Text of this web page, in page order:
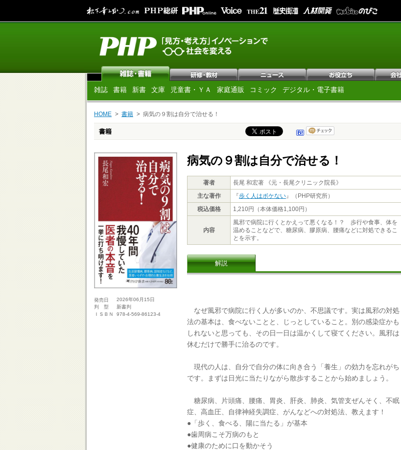
雑誌 書籍 新書 文庫 児童書・ＹＡ 家庭通販 コミック デジタル・電子書籍
HOME 書籍 病気の９割は自分で治せる！
書籍
発売日
2026年06月15日
判 型
新書判
ＩＳＢＮ
978-4-569-86123-4
病気の９割は自分で治せる！
著者
長尾 和宏著 《元・長尾クリニック院長》
主な著作
『歩く人はボケない』（PHP研究所）
税込価格
1,210円（本体価格1,100円）
内容
風邪で病院に行くとかえって悪くなる！？ 歩行や食事、体を
温めることなどで、糖尿病、膠原病、腰痛などに対処できるこ
とを示す。
解説
なぜ風邪で病院に行く人が多いのか、不思議です。実は風邪の対処
法の基本は、食べないことと、じっとしていること。別の感染症かも
しれないと思っても、その日一日は温かくして寝てください。風邪は
休むだけで勝手に治るのです。
現代の人は、自分で自分の体に向き合う「養生」の効力を忘れがち
です。まずは日光に当たりながら散歩することから始めましょう。
糖尿病、片頭痛、腰痛、胃炎、肝炎、肺炎、気管支ぜんそく、不眠
症、高血圧、自律神経失調症、がんなどへの対処法、教えます！
●「歩く、食べる、陽に当たる」が基本
●歯周病こそ万病のもと
●健康のために口を動かそう